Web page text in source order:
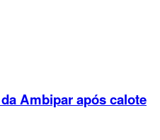
Ambipar após calote